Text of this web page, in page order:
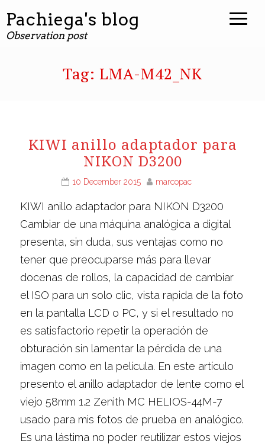
Pachiega's blog
Observation post
Tag: LMA-M42_NK
KIWI anillo adaptador para
NIKON D3200
10 December 2015 marcopac
KIWI anillo adaptador para NIKON D3200
Cambiar de una máquina analógica a digital
presenta, sin duda, sus ventajas como no
tener que preocuparse más para llevar
docenas de rollos, la capacidad de cambiar
el ISO para un solo clic, vista rapida de la foto
en la pantalla LCD o PC, y si el resultado no
es satisfactorio repetir la operación de
obturación sin lamentar la pérdida de una
imagen como en la película. En este artículo
presento el anillo adaptador de lente como el
viejo 58mm 1.2 Zenith MC HELIOS-44M-7
usado para mis fotos de prueba en analógico.
Es una lástima no poder reutilizar estos viejos